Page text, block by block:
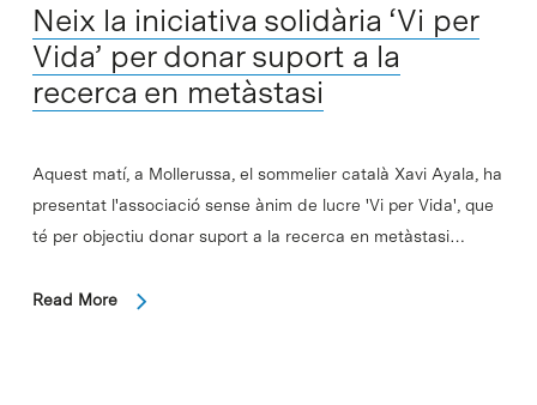
Neix la iniciativa solidària ‘Vi per
Vida’ per donar suport a la
recerca en metàstasi
Aquest matí, a Mollerussa, el sommelier català Xavi Ayala, ha
presentat l'associació sense ànim de lucre 'Vi per Vida', que
té per objectiu donar suport a la recerca en metàstasi…
Read More